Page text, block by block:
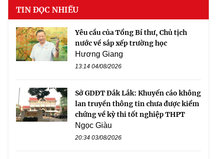
TIN ĐỌC NHIỀU
Yêu cầu của Tổng Bí thư, Chủ tịch
nước về sắp xếp trường học
Hương Giang
13:14 04/08/2026
Sở GDĐT Đắk Lắk: Khuyến cáo không
lan truyền thông tin chưa được kiểm
chứng về kỳ thi tốt nghiệp THPT
Ngọc Giàu
20:34 03/08/2026